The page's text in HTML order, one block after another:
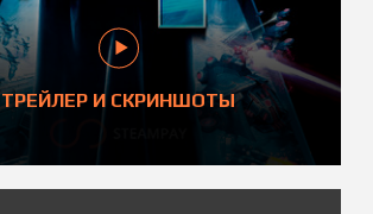
ТРЕЙЛЕР И СКРИНШОТЫ